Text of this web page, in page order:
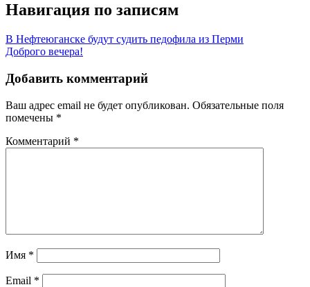
Навигация по записям
В Нефтеюганске будут судить педофила из Перми
Доброго вечера!
Добавить комментарий
Ваш адрес email не будет опубликован. Обязательные поля
помечены *
Комментарий *
Имя *
Email *